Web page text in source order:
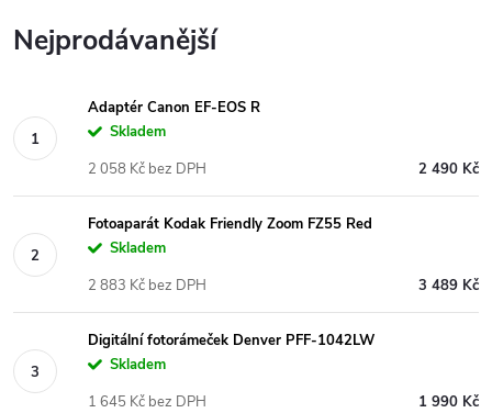
Nejprodávanější
Adaptér Canon EF-EOS R
Skladem
2 490 Kč
2 058 Kč bez DPH
Fotoaparát Kodak Friendly Zoom FZ55 Red
Skladem
3 489 Kč
2 883 Kč bez DPH
Digitální fotorámeček Denver PFF-1042LW
Skladem
1 990 Kč
1 645 Kč bez DPH